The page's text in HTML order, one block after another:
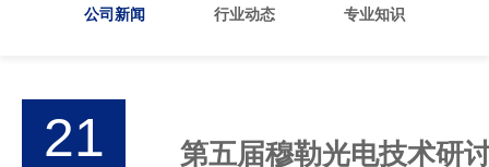
公司新闻 行业动态 专业知识
21 第五届穆勒光电技术研